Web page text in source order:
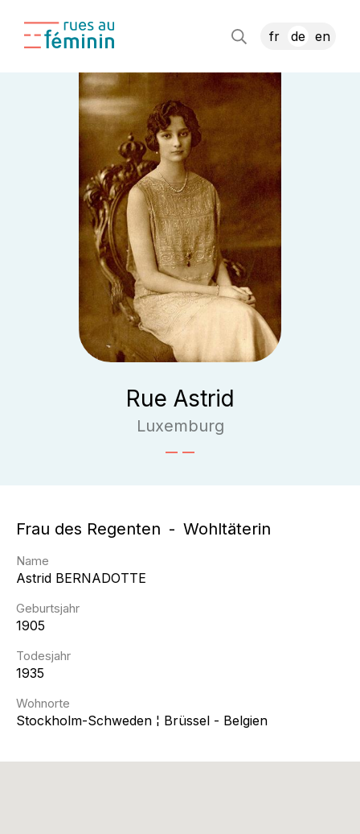
fr de en
Rue Astrid
Luxemburg
Frau des Regenten Wohltäterin
Name
Astrid BERNADOTTE
Geburtsjahr
1905
Todesjahr
1935
Wohnorte
Stockholm-Schweden ¦ Brüssel - Belgien